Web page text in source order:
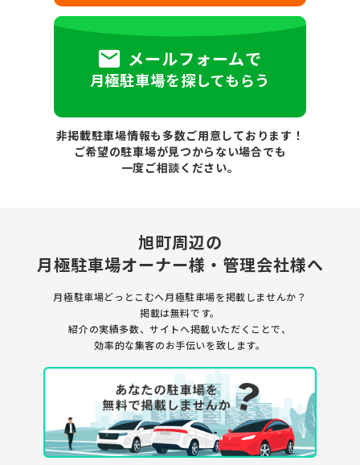
メールフォームで
月極駐車場を探してもらう
非掲載駐車場情報も多数ご用意しております！
ご希望の駐車場が見つからない場合でも
一度ご相談ください。
旭町周辺の
月極駐車場オーナー様・管理会社様へ
月極駐車場どっとこむへ月極駐車場を掲載しませんか？
掲載は無料です。
紹介の実績多数、サイトへ掲載いただくことで、
効率的な集客のお手伝いを致します。